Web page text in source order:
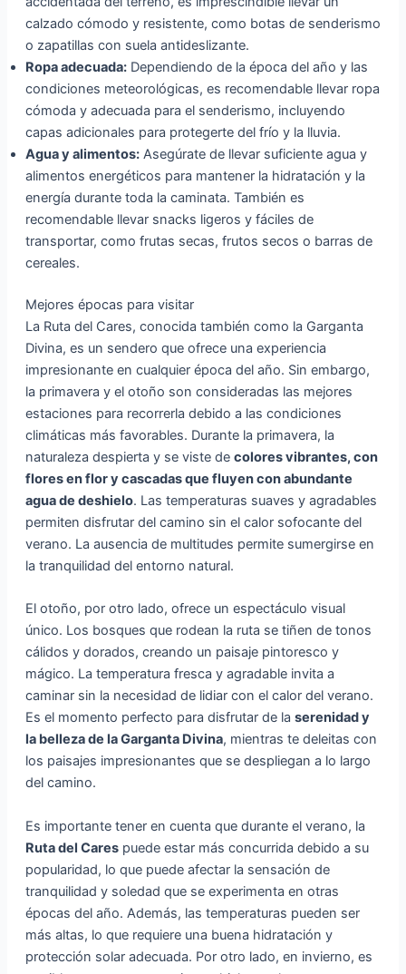
calzado cómodo y resistente, como botas de senderismo
o zapatillas con suela antideslizante.
Ropa adecuada:Dependiendo de la época del año y las
condiciones meteorológicas, es recomendable llevar ropa
cómoda y adecuada para el senderismo, incluyendo
capas adicionales para protegerte del frío y la lluvia.
Agua y alimentos:Asegúrate de llevar suficiente agua y
alimentos energéticos para mantener la hidratación y la
energía durante toda la caminata. También es
recomendable llevar snacks ligeros y fáciles de
transportar, como frutas secas, frutos secos o barras de
cereales.
Mejores épocas para visitar
La Ruta del Cares, conocida también como la Garganta
Divina, es un sendero que ofrece una experiencia
impresionante en cualquier época del año. Sin embargo,
la primavera y el otoño son consideradas las mejores
estaciones para recorrerla debido a las condiciones
climáticas más favorables. Durante la primavera, la
naturaleza despierta y se viste de colores vibrantes, con
flores en flor y cascadas que fluyen con abundante
agua de deshielo. Las temperaturas suaves y agradables
permiten disfrutar del camino sin el calor sofocante del
verano. La ausencia de multitudes permite sumergirse en
la tranquilidad del entorno natural.
El otoño, por otro lado, ofrece un espectáculo visual
único. Los bosques que rodean la ruta se tiñen de tonos
cálidos y dorados, creando un paisaje pintoresco y
mágico. La temperatura fresca y agradable invita a
caminar sin la necesidad de lidiar con el calor del verano.
Es el momento perfecto para disfrutar de la serenidad y
la belleza de la Garganta Divina, mientras te deleitas con
los paisajes impresionantes que se despliegan a lo largo
del camino.
Es importante tener en cuenta que durante el verano, la
Ruta del Carespuede estar más concurrida debido a su
popularidad, lo que puede afectar la sensación de
tranquilidad y soledad que se experimenta en otras
épocas del año. Además, las temperaturas pueden ser
más altas, lo que requiere una buena hidratación y
protección solar adecuada. Por otro lado, en invierno, es